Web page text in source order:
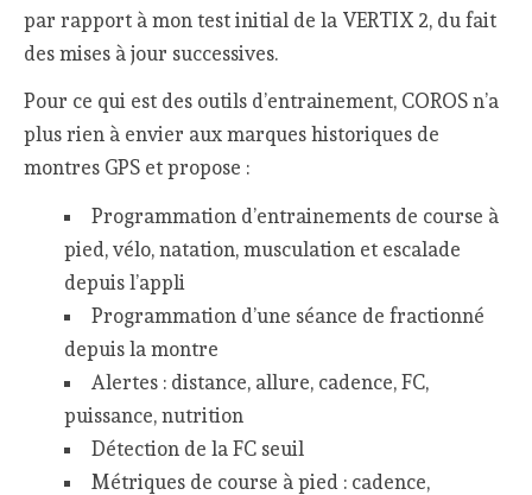
par rapport à mon test initial de la VERTIX 2, du fait
des mises à jour successives.
Pour ce qui est des outils d’entrainement, COROS n’a
plus rien à envier aux marques historiques de
montres GPS et propose :
Programmation d’entrainements de course à
pied, vélo, natation, musculation et escalade
depuis l’appli
Programmation d’une séance de fractionné
depuis la montre
Alertes : distance, allure, cadence, FC,
puissance, nutrition
Détection de la FC seuil
Métriques de course à pied : cadence,